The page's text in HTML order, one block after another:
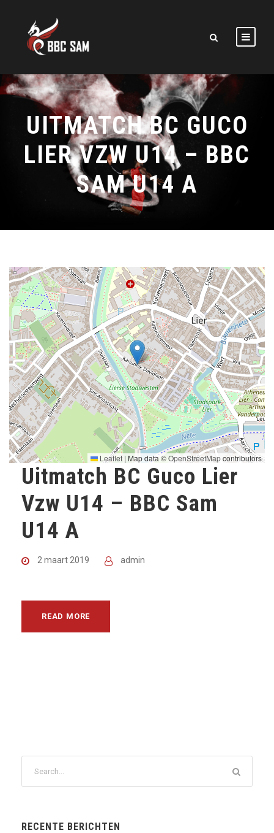
UITMATCH BC GUCO
LIER VZW U14 – BBC
SAM U14 A
Leaflet | Map data ©OpenStreetMapcontributors
Uitmatch BC Guco Lier
Vzw U14 – BBC Sam
U14 A
2 maart 2019 admin
READ MORE
RECENTE BERICHTEN